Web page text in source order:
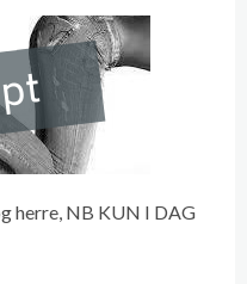
herre, NB KUN I DAG